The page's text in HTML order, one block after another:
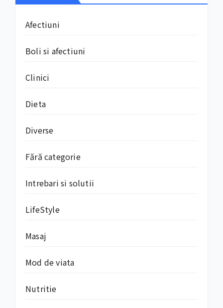
Afectiuni
Boli si afectiuni
Clinici
Dieta
Diverse
Fără categorie
Intrebari si solutii
LifeStyle
Masaj
Mod de viata
Nutritie